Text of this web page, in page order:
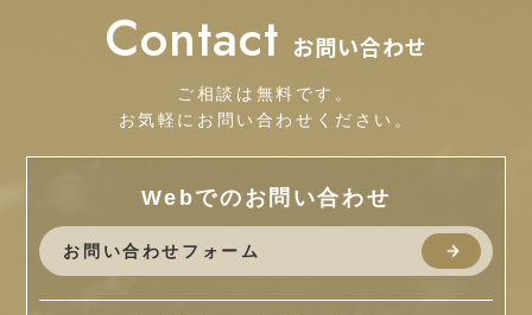
Contact お問い合わせ
ご相談は無料です。
お気軽にお問い合わせください。
Webでのお問い合わせ
お問い合わせフォーム